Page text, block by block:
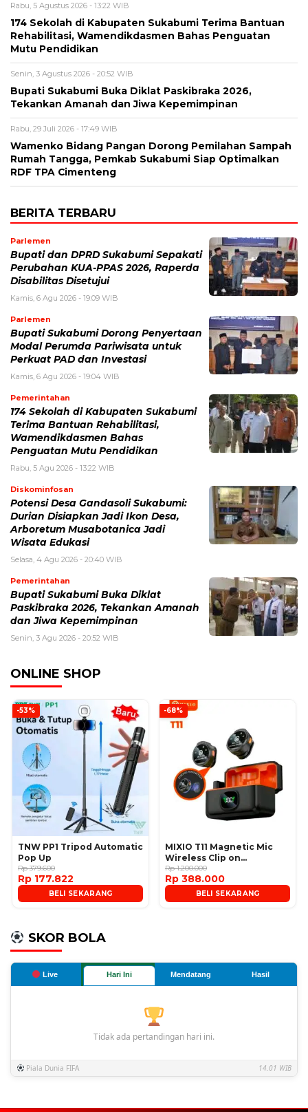
Rabu, 5 Agustus 2026 - 13:22 WIB
174 Sekolah di Kabupaten Sukabumi Terima Bantuan
Rehabilitasi, Wamendikdasmen Bahas Penguatan
Mutu Pendidikan
Senin, 3 Agustus 2026 - 20:52 WIB
Bupati Sukabumi Buka Diklat Paskibraka 2026,
Tekankan Amanah dan Jiwa Kepemimpinan
Rabu, 29 Juli 2026 - 17:49 WIB
Wamenko Bidang Pangan Dorong Pemilahan Sampah
Rumah Tangga, Pemkab Sukabumi Siap Optimalkan
RDF TPA Cimenteng
BERITA TERBARU
Parlemen
Bupati dan DPRD Sukabumi Sepakati
Perubahan KUA-PPAS 2026, Raperda
Disabilitas Disetujui
Kamis, 6 Agu 2026 - 19:09 WIB
Parlemen
Bupati Sukabumi Dorong Penyertaan
Modal Perumda Pariwisata untuk
Perkuat PAD dan Investasi
Kamis, 6 Agu 2026 - 19:04 WIB
Pemerintahan
174 Sekolah di Kabupaten Sukabumi
Terima Bantuan Rehabilitasi,
Wamendikdasmen Bahas
Penguatan Mutu Pendidikan
Rabu, 5 Agu 2026 - 13:22 WIB
Diskominfosan
Potensi Desa Gandasoli Sukabumi:
Durian Disiapkan Jadi Ikon Desa,
Arboretum Musabotanica Jadi
Wisata Edukasi
Selasa, 4 Agu 2026 - 20:40 WIB
Pemerintahan
Bupati Sukabumi Buka Diklat
Paskibraka 2026, Tekankan Amanah
dan Jiwa Kepemimpinan
Senin, 3 Agu 2026 - 20:52 WIB
ONLINE SHOP
-53%
TNW PP1 Tripod Automatic
Pop Up
Rp 379.600
Rp 177.822
BELI SEKARANG
-68%
MIXIO T11 Magnetic Mic
Wireless Clip on
Microphone
Rp 1.200.000
Rp 388.000
BELI SEKARANG
SKOR BOLA
Live Hari Ini Mendatang Hasil
Tidak ada pertandingan hari ini.
Piala Dunia FIFA 14.01 WIB